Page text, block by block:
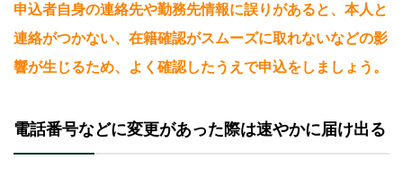
申込者自身の連絡先や勤務先情報に誤りがあると、本人と
連絡がつかない、在籍確認がスムーズに取れないなどの影
響が生じるため、よく確認したうえで申込をしましょう。
電話番号などに変更があった際は速やかに届け出る